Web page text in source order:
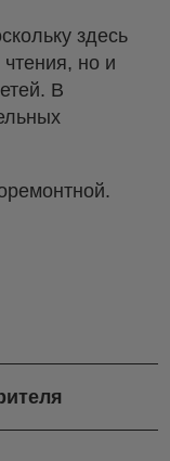
здесь
но и
В